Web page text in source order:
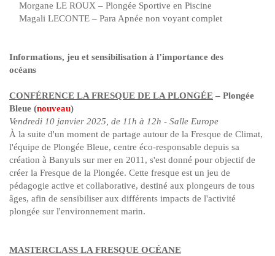
Morgane LE ROUX – Plongée Sportive en Piscine
Magali LECONTE – Para Apnée non voyant complet
Informations, jeu et sensibilisation à l’importance des
océans
CONFÉRENCE LA FRESQUE DE LA PLONGÉE – Plongée
Bleue (nouveau)
Vendredi 10 janvier 2025, de 11h à 12h - Salle Europe
À la suite d'un moment de partage autour de la Fresque de Climat,
l'équipe de Plongée Bleue, centre éco-responsable depuis sa
création à Banyuls sur mer en 2011, s'est donné pour objectif de
créer la Fresque de la Plongée. Cette fresque est un jeu de
pédagogie active et collaborative, destiné aux plongeurs de tous
âges, afin de sensibiliser aux différents impacts de l'activité
plongée sur l'environnement marin.
MASTERCLASS LA FRESQUE OCÉANE